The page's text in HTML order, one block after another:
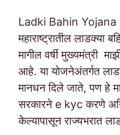
Ladki Bahin Yojana
महाराष्ट्रातील लाडक्या
मागील वर्षी मुख्यमंत्री
आहे. या योजनेअंतर्गत
मानधन दिले जाते, पण हे
सरकारने e kyc करणे
केल्यापासून राज्यभरात